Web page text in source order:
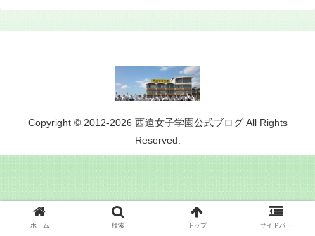
Copyright © 2012-2026 西遠女子学園公式ブログ All Rights
Reserved.
ホーム 検索 トップ サイドバー